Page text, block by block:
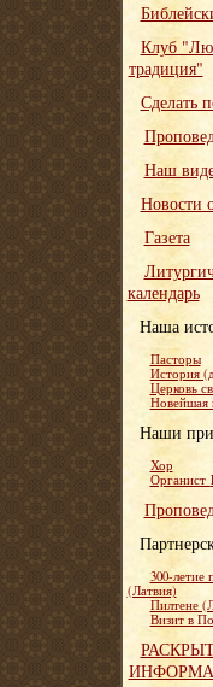
Клуб
традиция"
Сделать
Наш
Новости
Газета
календарь
Наша
Пасторы
История
Церковь
Новейшая
Наши
Хор
Органист
300-летие
(Латвия)
Пилтене
Визит в